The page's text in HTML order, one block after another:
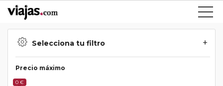
Selecciona tu filtro
Precio máximo
0 €